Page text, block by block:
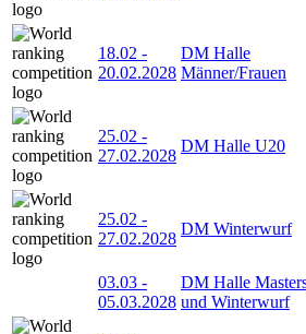
18.02 -
20.02.2028
DM Halle
Männer/Frauen
25.02 -
27.02.2028
DM Halle U20
25.02 -
27.02.2028
DM Winterwurf
03.03 -
05.03.2028
DM Halle
und Winterwurf